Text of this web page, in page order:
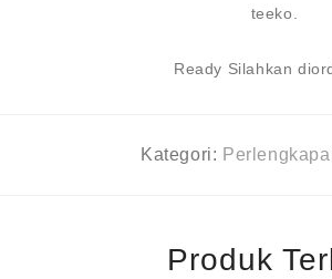
teeko.
Ready Silahkan
Kategori:
Produk